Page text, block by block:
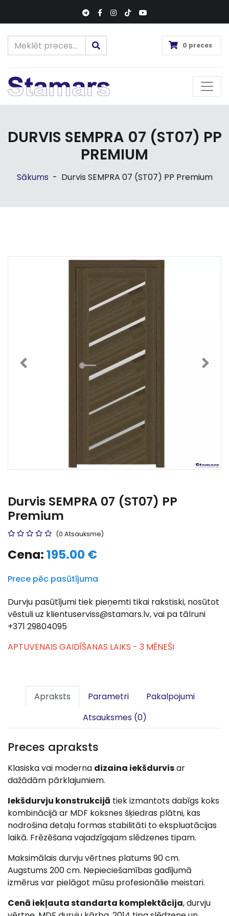
0 preces
DURVIS SEMPRA 07 (ST07) PP
PREMIUM
Sākums - Durvis SEMPRA 07 (ST07) PP Premium
Durvis SEMPRA 07 (ST07) PP
Premium
(0 Atsauksme)
Cena:195.00 €
Prece pēc pasūtījuma
Durvju pasūtījumi tiek pieņemti tikai rakstiski, nosūtot
vēstuli uz klientuserviss@stamars.lv, vai pa tālruni
+371 29804095
APTUVENAIS GAIDĪŠANAS LAIKS - 3 MĒNEŠI
Apraksts Parametri
Pakalpojumi
Atsauksmes (0)
Preces apraksts
Klasiska vai moderna dizaina iekšdurvisar
dažādām pārklajumiem.
Iekšdurvju konstrukcijā tiek izmantots dabīgs koks
kombinācijā ar MDF koksnes šķiedras plātni, kas
nodrošina detaļu formas stabilitāti to ekspluatācijas
laikā. Frēzēšana vajadzīgajam slēdzenes tipam.
Maksimālais durvju vērtnes platums 90 cm.
Augstums 200 cm. Nepieciešamības gadījumā
izmērus var pielāgot mūsu profesionālie meistari.
Cenā iekļauta standarta komplektācija, durvju